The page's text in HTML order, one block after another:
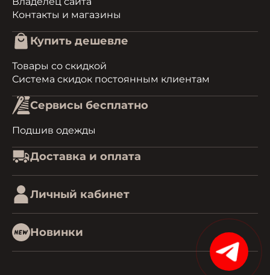
Контакты и магазины
Купить дешевле
Товары со скидкой
Система скидок постоянным клиентам
Сервисы бесплатно
Подшив одежды
Доставка и оплата
Личный кабинет
Новинки
15%